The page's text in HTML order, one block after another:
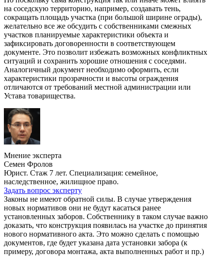
на соседскую территорию, например, создавать тень,
сокращать площадь участка (при большой ширине ограды),
желательно все же обсудить с собственниками смежных
участков планируемые характеристики объекта и
зафиксировать договоренности в соответствующем
документе. Это позволит избежать возможных конфликтных
ситуаций и сохранить хорошие отношения с соседями.
Аналогичный документ необходимо оформить, если
характеристики прозрачности и высоты ограждения
отличаются от требований местной администрации или
Устава товарищества.
Мнение эксперта
Семен Фролов
Юрист. Стаж 7 лет. Специализация: семейное,
наследственное, жилищное право.
Задать вопрос эксперту
Законы не имеют обратной силы. В случае утверждения
новых нормативов они не будут касаться ранее
установленных заборов. Собственнику в таком случае важно
доказать, что конструкция появилась на участке до принятия
нового нормативного акта. Это можно сделать с помощью
документов, где будет указана дата установки забора (к
примеру, договора монтажа, акта выполненных работ и пр.)